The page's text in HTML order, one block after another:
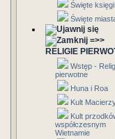
Święte księgi
Święte
=>>
RELIGIE
Wstęp -
pierwotne
Huna i Roa
Kult
Kult
współczesnym
Wietnamie